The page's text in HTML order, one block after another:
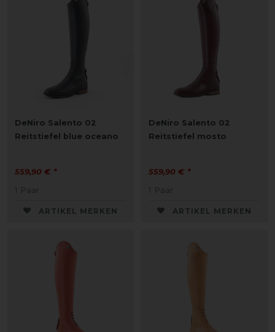
DeNiro Salento 02
Reitstiefel blue oceano
559,90 € *
1 Paar
ARTIKEL MERKEN
DeNiro Salento 02
Reitstiefel mosto
559,90 € *
1 Paar
ARTIKEL MERKEN